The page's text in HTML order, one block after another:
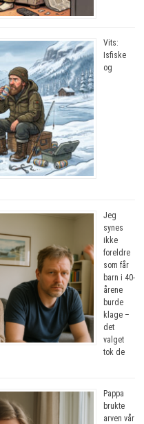
Vits:
Isfiske
og
Jeg
synes
ikke
foreldre
som får
barn i 40-
årene
burde
klage –
det
valget
tok de
Pappa
brukte
arven vår